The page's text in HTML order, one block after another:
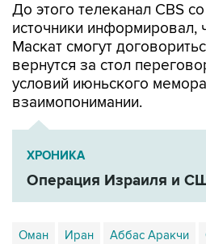
До этого телеканал CBS
источники информировал,
Маскат смогут
вернутся за стол
условий июньского
взаимопонимании.
ХРОНИКА
Операция Израиля и
Оман Иран Аббас Аракчи